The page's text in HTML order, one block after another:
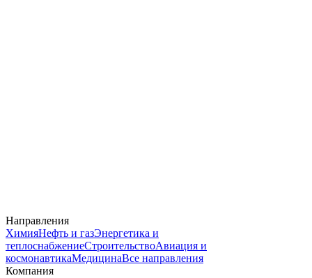
Направления
ХимияНефть и газЭнергетика и
теплоснабжениеСтроительствоАвиация и
космонавтикаМедицинаВсе направления
Компания